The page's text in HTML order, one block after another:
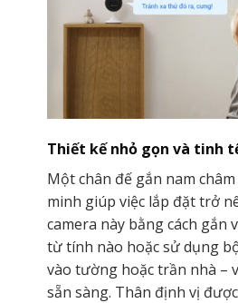
Thiết kế nhỏ gọn và tinh
Một chân đế gắn nam
minh giúp việc lắp đặt trở
camera này bằng cách gắn
từ tính nào hoặc sử dụng
vào tường hoặc trần nhà –
sẵn sàng. Thân định vị